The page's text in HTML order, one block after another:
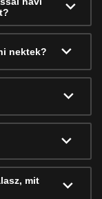
nektek?
mit